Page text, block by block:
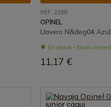
REF: 2269
OPINEL
Llavero N&deg04
En stock - Envío
11,17 €